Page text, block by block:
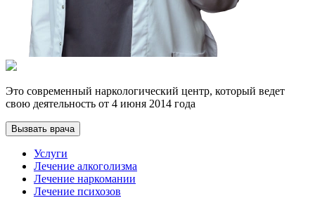
Это современный наркологический центр, который ведет
свою деятельность от 4 июня 2014 года
Вызвать врача
Услуги
Лечение алкоголизма
Лечение наркомании
Лечение психозов